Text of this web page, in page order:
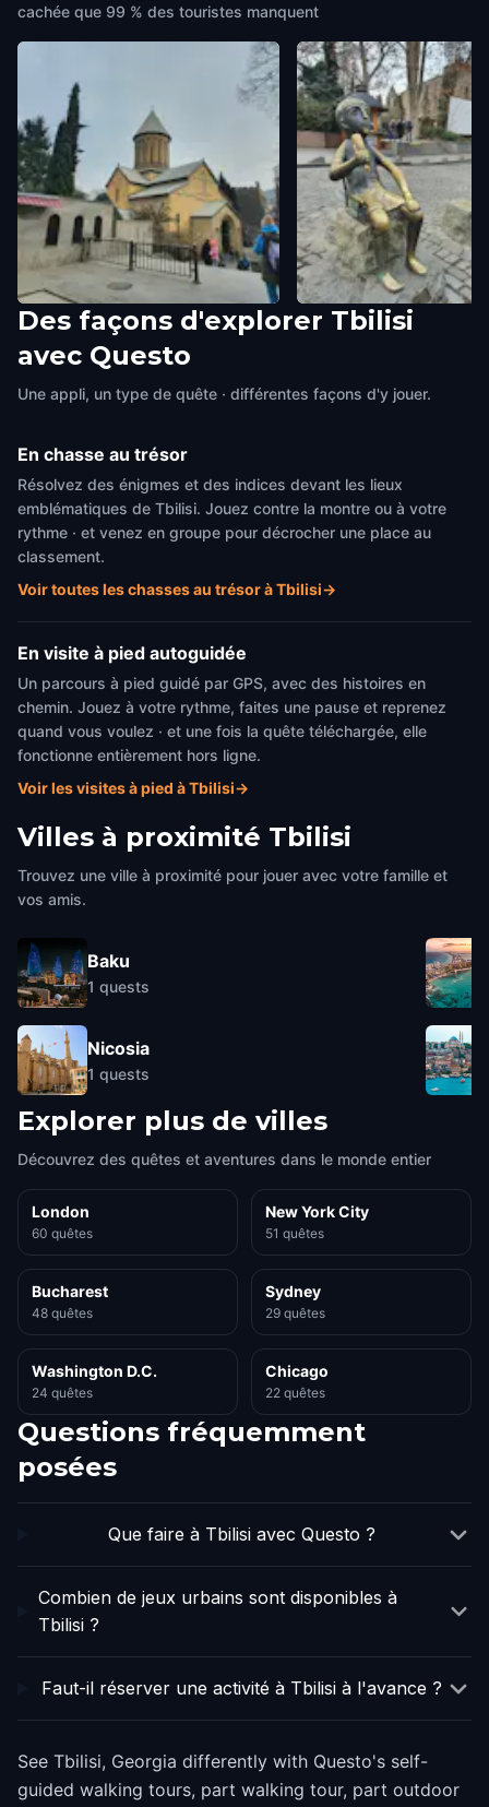
cachée que 99 % des touristes manquent
Sioni Cathedral
Tbilisi,Georgia
Tamada Statue
Des façons d'explorer Tbilisi
avec Questo
Une appli, un type de quête · différentes façons d'y jouer.
En chasse au trésor
Résolvez des énigmes et des indices devant les lieux
emblématiques de Tbilisi. Jouez contre la montre ou à votre
rythme · et venez en groupe pour décrocher une place au
classement.
Voir toutes les chasses au trésor à Tbilisi→
En visite à pied autoguidée
Un parcours à pied guidé par GPS, avec des histoires en
chemin. Jouez à votre rythme, faites une pause et reprenez
quand vous voulez · et une fois la quête téléchargée, elle
fonctionne entièrement hors ligne.
Voir les visites à pied à Tbilisi→
Villes à proximité Tbilisi
Trouvez une ville à proximité pour jouer avec votre famille et
vos amis.
Baku
1 quests
Nicosia
1 quests
Explorer plus de villes
Découvrez des quêtes et aventures dans le monde entier
London
60 quêtes
New York City
51 quêtes
Bucharest
48 quêtes
Sydney
29 quêtes
Washington D.C.
24 quêtes
Chicago
22 quêtes
Questions fréquemment
posées
Que faire à Tbilisi avec Questo ?
Combien de jeux urbains sont disponibles à
Tbilisi ?
Faut-il réserver une activité à Tbilisi à l'avance ?
See Tbilisi, Georgia differently with Questo's self-
guided walking tours, part walking tour, part outdoor